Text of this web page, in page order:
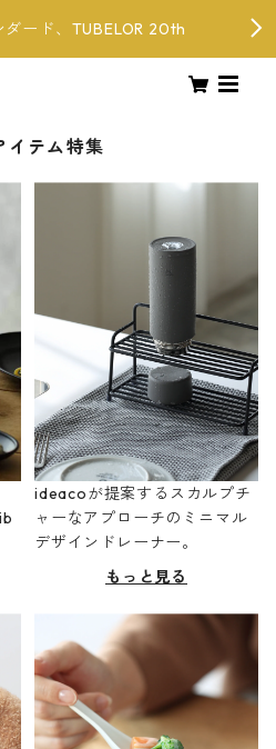
ダード、TUBELOR 20th
イテム特集
ideacoが提案するスカルプチ
ャーなアプローチのミニマル
デザインドレーナー。
もっと見る